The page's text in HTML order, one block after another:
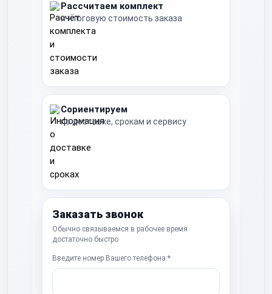
Рассчитаем комплект
и итоговую стоимость заказа
Сориентируем
по доставке, срокам и сервису
Заказать звонок
Обычно связываемся в рабочее время
достаточно быстро
Введите номер Вашего телефона:*